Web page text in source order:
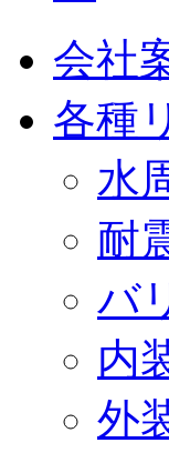
会社
各種
水
耐
バ
内
外